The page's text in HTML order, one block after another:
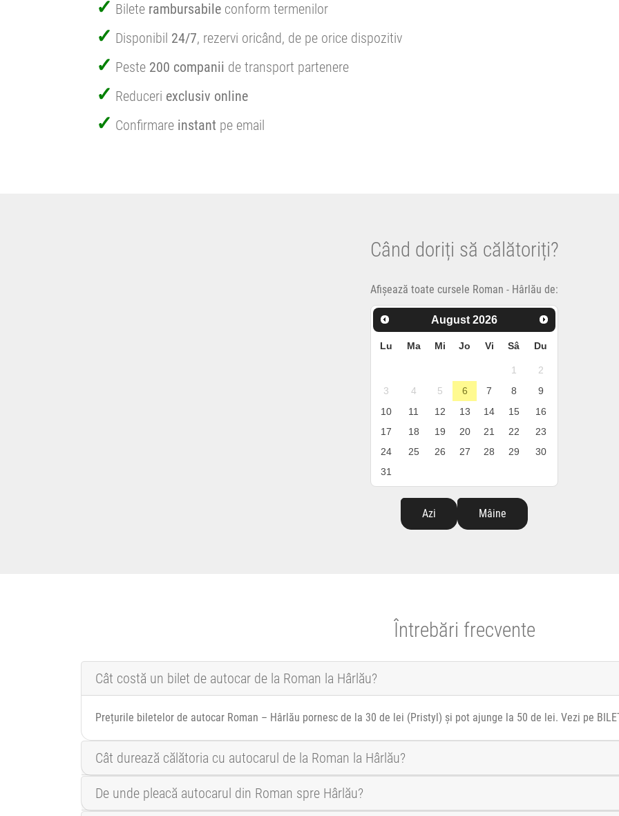
Bilete rambursabile conform termenilor
Disponibil 24/7, rezervi oricând, de pe orice dispozitiv
Peste 200 companii de transport partenere
Reduceri exclusiv online
Confirmare instant pe email
Când doriți să călătoriți?
Afișează toate cursele Roman - Hârlău de:
August 2026
Lu Ma Mi Jo Vi Sâ Du
1
2
3
4 5 6 7 8
9
10
11 12 13 14 15
16
17
18 19 20 21 22
23
24
25 26 27 28 29
30
31
Azi Mâine
Întrebări frecvente
Cât costă un bilet de autocar de la Roman la Hârlău?
Prețurile biletelor de autocar Roman – Hârlău pornesc de la 30 de lei (Pristyl) și pot ajunge la 50 de lei. Vezi pe
Cât durează călătoria cu autocarul de la Roman la Hârlău?
De unde pleacă autocarul din Roman spre Hârlău?